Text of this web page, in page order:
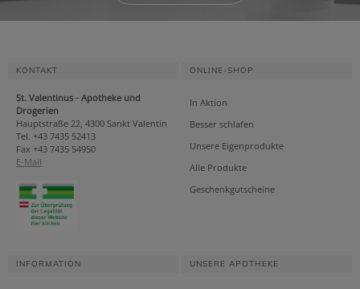
KONTAKT
St. Valentinus - Apotheke und
Drogerien
Hauptstraße 22, 4300 Sankt Valentin
Tel. +43 7435 52413
Fax +43 7435 54950
E-Mail
ONLINE-SHOP
In Aktion
Besser schlafen
Unsere Eigenprodukte
Alle Produkte
Geschenkgutscheine
INFORMATION UNSERE APOTHEKE